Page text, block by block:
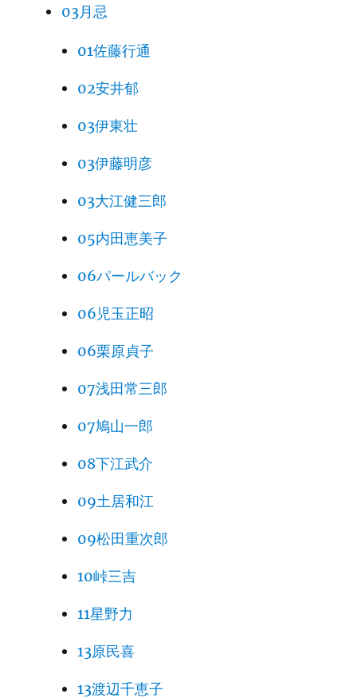
03月忌
01佐藤行通
02安井郁
03伊東壮
03伊藤明彦
03大江健三郎
05内田恵美子
06パールバック
06児玉正昭
06栗原貞子
07浅田常三郎
07鳩山一郎
08下江武介
09土居和江
09松田重次郎
10峠三吉
11星野力
13原民喜
13渡辺千恵子